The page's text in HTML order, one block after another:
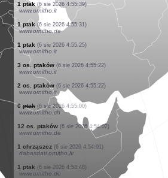
7 os. ptaków (6 sie 2026 4:57:46)
www.faune-france.org
1 ptak (6 sie 2026 4:57:39)
www.faune-france.org
1 ptak (6 sie 2026 4:57:28)
www.ornitho.pl
1 chrząszcz (6 sie 2026 4:57:26)
www.faune-france.org
1 ptak (6 sie 2026 4:56:55)
www.ornitho.ch
2 os. ptaków (6 sie 2026 4:55:54)
www.ornitho.it
1 ptak (6 sie 2026 4:55:54)
www.ornitho.it
1 ptak (6 sie 2026 4:55:45)
www.ornitho.de
1 ptak (6 sie 2026 4:55:39)
www.ornitho.it